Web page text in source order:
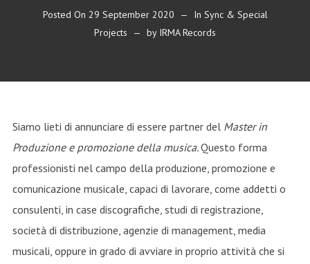
Posted On 29 September 2020 In Sync & Special
Projects
by IRMA Records
Siamo lieti di annunciare di essere partner del Master in
Produzione e promozione della musica.Questo forma
professionisti nel campo della produzione, promozione e
comunicazione musicale, capaci di lavorare, come addetti o
consulenti, in case discografiche, studi di registrazione,
società di distribuzione, agenzie di management, media
musicali, oppure in grado di avviare in proprio attività che si